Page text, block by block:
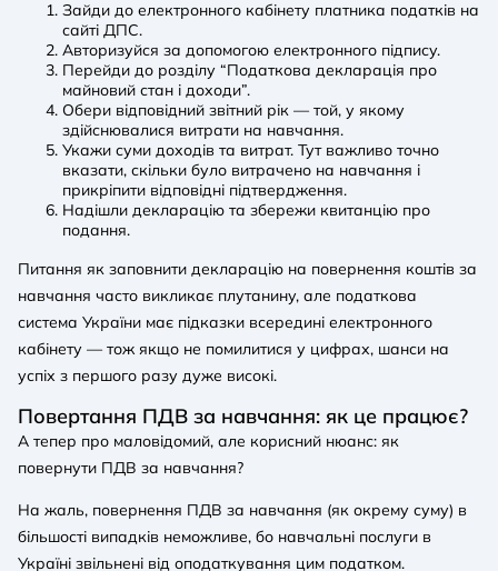
Зайди до електронного кабінету платника податків на
сайті ДПС.
Авторизуйся за допомогою електронного підпису.
Перейди до розділу “Податкова декларація про
майновий стан і доходи”.
Обери відповідний звітний рік — той, у якому
здійснювалися витрати на навчання.
Укажи суми доходів та витрат. Тут важливо точно
вказати, скільки було витрачено на навчання і
прикріпити відповідні підтвердження.
Надішли декларацію та збережи квитанцію про
подання.
Питання як заповнити декларацію на повернення коштів за
навчання часто викликає плутанину, але податкова
система України має підказки всередині електронного
кабінету — тож якщо не помилитися у цифрах, шанси на
успіх з першого разу дуже високі.
Повертання ПДВ за навчання: як це працює?
А тепер про маловідомий, але корисний нюанс: як
повернути ПДВ за навчання?
На жаль, повернення ПДВ за навчання (як окрему суму) в
більшості випадків неможливе, бо навчальні послуги в
Україні звільнені від оподаткування цим податком.